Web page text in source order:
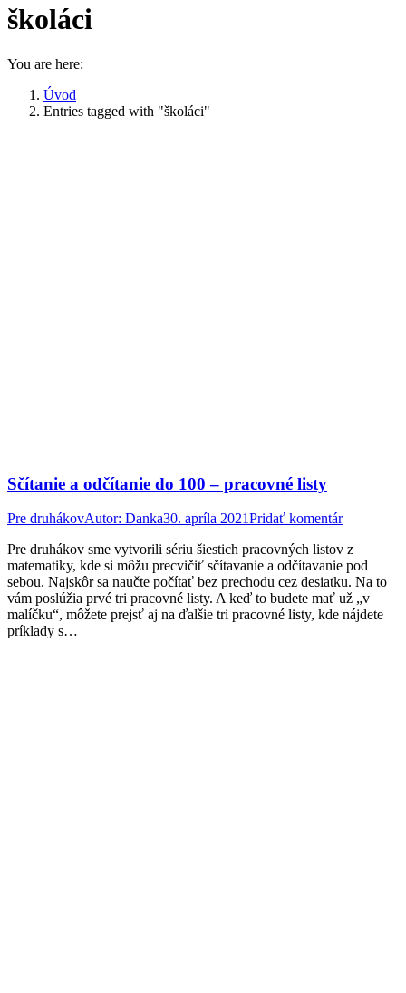
školáci
You are here:
Úvod
Entries tagged with "školáci"
Sčítanie a odčítanie do 100 – pracovné listy
Pre druhákovAutor: Danka30. apríla 2021Pridať komentár
Pre druhákov sme vytvorili sériu šiestich pracovných listov z
matematiky, kde si môžu precvičiť sčítavanie a odčítavanie pod
sebou. Najskôr sa naučte počítať bez prechodu cez desiatku. Na to
vám poslúžia prvé tri pracovné listy. A keď to budete mať už „v
malíčku“, môžete prejsť aj na ďalšie tri pracovné listy, kde nájdete
príklady s…